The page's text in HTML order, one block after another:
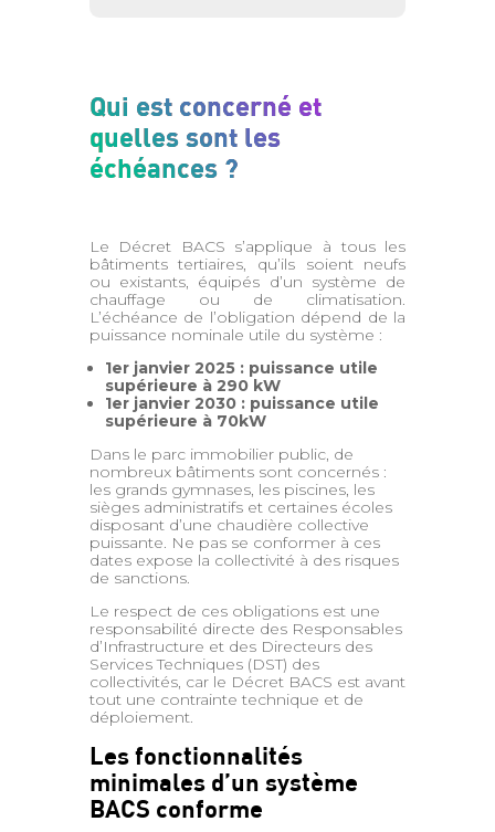
Qui est concerné et
quelles sont les
échéances ?
Le Décret BACS s’applique à tous les
bâtiments tertiaires, qu’ils soient neufs
ou existants, équipés d’un système de
chauffage ou de climatisation.
L’échéance de l’obligation dépend de la
puissance nominale utile du système :
1er janvier 2025 : puissance utile
supérieure à 290 kW
1er janvier 2030 : puissance utile
supérieure à 70kW
Dans le parc immobilier public, de
nombreux bâtiments sont concernés :
les grands gymnases, les piscines, les
sièges administratifs et certaines écoles
disposant d’une chaudière collective
puissante. Ne pas se conformer à ces
dates expose la collectivité à des risques
de sanctions.
Le respect de ces obligations est une
responsabilité directe des Responsables
d’Infrastructure et des Directeurs des
Services Techniques (DST) des
collectivités, car le Décret BACS est avant
tout une contrainte technique et de
déploiement.
Les fonctionnalités
minimales d’un système
BACS conforme